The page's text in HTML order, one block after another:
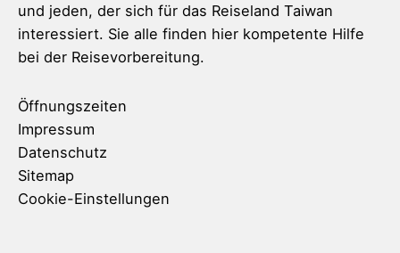
und jeden, der sich für das Reiseland Taiwan
interessiert. Sie alle finden hier kompetente Hilfe
bei der Reisevorbereitung.
Öffnungszeiten
Impressum
Datenschutz
Sitemap
Cookie-Einstellungen